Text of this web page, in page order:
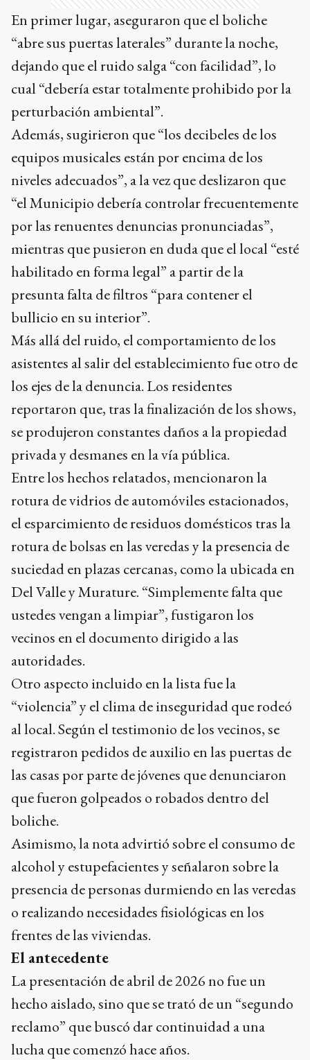
En primer lugar, aseguraron que el boliche
“abre sus puertas laterales” durante la noche,
dejando que el ruido salga “con facilidad”, lo
cual “debería estar totalmente prohibido por la
perturbación ambiental”.
Además, sugirieron que “los decibeles de los
equipos musicales están por encima de los
niveles adecuados”, a la vez que deslizaron que
“el Municipio debería controlar frecuentemente
por las renuentes denuncias pronunciadas”,
mientras que pusieron en duda que el local “esté
habilitado en forma legal” a partir de la
presunta falta de filtros “para contener el
bullicio en su interior”.
Más allá del ruido, el comportamiento de los
asistentes al salir del establecimiento fue otro de
los ejes de la denuncia. Los residentes
reportaron que, tras la finalización de los shows,
se produjeron constantes daños a la propiedad
privada y desmanes en la vía pública.
Entre los hechos relatados, mencionaron la
rotura de vidrios de automóviles estacionados,
el esparcimiento de residuos domésticos tras la
rotura de bolsas en las veredas y la presencia de
suciedad en plazas cercanas, como la ubicada en
Del Valle y Murature. “Simplemente falta que
ustedes vengan a limpiar”, fustigaron los
vecinos en el documento dirigido a las
autoridades.
Otro aspecto incluido en la lista fue la
“violencia” y el clima de inseguridad que rodeó
al local. Según el testimonio de los vecinos, se
registraron pedidos de auxilio en las puertas de
las casas por parte de jóvenes que denunciaron
que fueron golpeados o robados dentro del
boliche.
Asimismo, la nota advirtió sobre el consumo de
alcohol y estupefacientes y señalaron sobre la
presencia de personas durmiendo en las veredas
o realizando necesidades fisiológicas en los
frentes de las viviendas.
El antecedente
La presentación de abril de 2026 no fue un
hecho aislado, sino que se trató de un “segundo
reclamo” que buscó dar continuidad a una
lucha que comenzó hace años.